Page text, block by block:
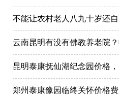
不能让农村老人八九十岁还
云南昆明有没有佛教养老院
昆明泰康抚仙湖纪念园价格